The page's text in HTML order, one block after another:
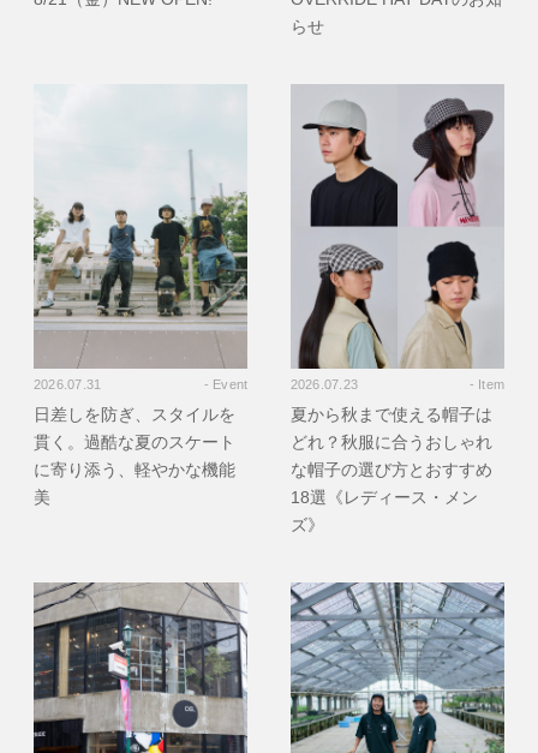
らせ
2026.07.31 - Event
日差しを防ぎ、スタイルを
貫く。過酷な夏のスケート
に寄り添う、軽やかな機能
美
2026.07.23 - Item
夏から秋まで使える帽子は
どれ？秋服に合うおしゃれ
な帽子の選び方とおすすめ
18選《レディース・メン
ズ》